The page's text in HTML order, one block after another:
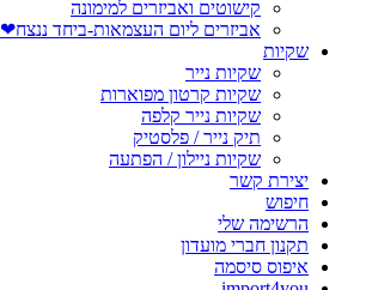
קישוטים ואביזרים למימונה
אביזרים ליום העצמאות-ביחד ננצח❤
שקיות
שקיות נייר
שקיות קרטון מפוארות
שקיות נייר קלפה
תיק נייר / פלסטיק
שקיות ניילון / הפתעה
יצירת קשר
חיפוש
הרשימה שלי
תקנון חברי מועדון
איפוס סיסמה